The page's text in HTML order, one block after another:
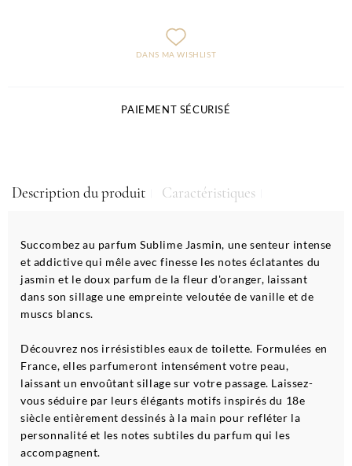
DANS MA WISHLIST
PAIEMENT SÉCURISÉ
Description du produit Caractéristiques
Succombez au parfum Sublime Jasmin, une senteur intense
et addictive qui mêle avec finesse les notes éclatantes du
jasmin et le doux parfum de la fleur d'oranger, laissant
dans son sillage une empreinte veloutée de vanille et de
muscs blancs.
Découvrez nos irrésistibles eaux de toilette. Formulées en
France, elles parfumeront intensément votre peau,
laissant un envoûtant sillage sur votre passage. Laissez-
vous séduire par leurs élégants motifs inspirés du 18e
siècle entièrement dessinés à la main pour refléter la
personnalité et les notes subtiles du parfum qui les
accompagnent.